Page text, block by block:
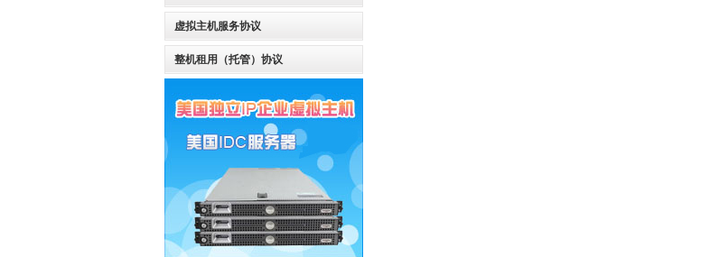
虚拟主机服务协议
整机租用（托管）协议